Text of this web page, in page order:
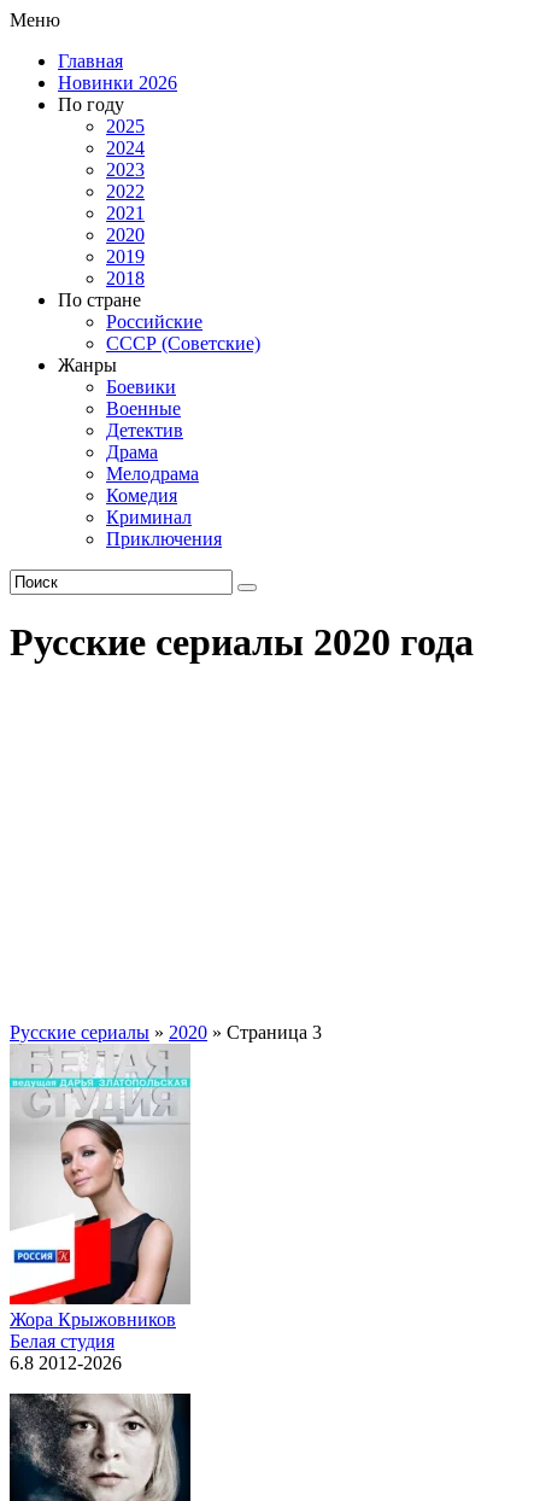
Меню
Главная
Новинки 2026
По году
2025
2024
2023
2022
2021
2020
2019
2018
По стране
Российские
СССР (Советские)
Жанры
Боевики
Военные
Детектив
Драма
Мелодрама
Комедия
Криминал
Приключения
Русские сериалы 2020 года
Русские сериалы » 2020 » Страница 3
Жора Крыжовников
Белая студия
6.8 2012-2026